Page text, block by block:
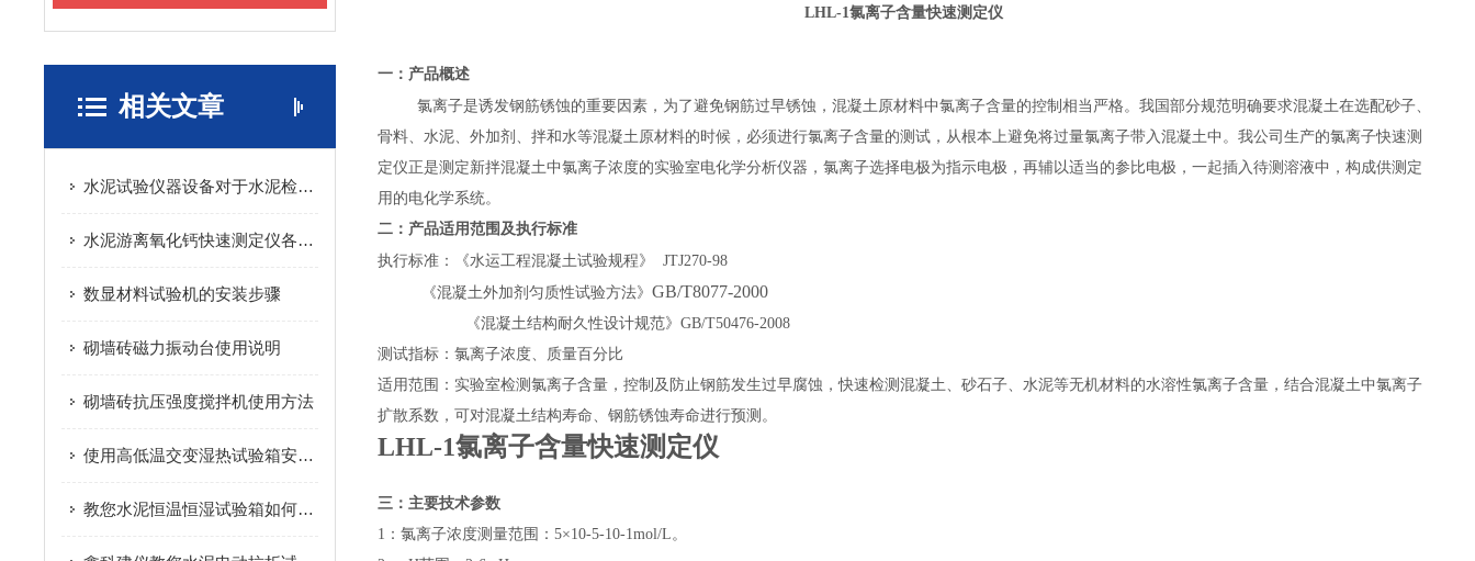
相关文章
水泥试验仪器设备对于水泥检验的重要性
水泥游离氧化钙快速测定仪各方面的介绍
数显材料试验机的安装步骤
砌墙砖磁力振动台使用说明
砌墙砖抗压强度搅拌机使用方法
使用高低温交变湿热试验箱安全注意事项
教您水泥恒温恒湿试验箱如何保养才能用的更持久
LHL-1氯离子含量快速测定仪
一：产品概述
氯离子是诱发钢筋锈蚀的重要因素，为了避免钢筋过早锈蚀，混凝土原材料中氯离子含量的控制相当严格。我国部分规范明确要求混凝土在选配砂子、
骨料、水泥、外加剂、拌和水等混凝土原材料的时候，必须进行氯离子含量的测试，从根本上避免将过量氯离子带入混凝土中。我公司生产的氯离子快速测
定仪正是测定新拌混凝土中氯离子浓度的实验室电化学分析仪器，氯离子选择电极为指示电极，再辅以适当的参比电极，一起插入待测溶液中，构成供测定
用的电化学系统。
二：产品适用范围及执行标准
执行标准：
《水运工程混凝土试验规程》
JTJ270-98
《混凝土外加剂匀质性试验方法》 GB/T8077-2000
《混凝土结构耐久性设计规范》 GB/T50476-2008
测试指标：氯离子浓度、质量百分比
适用范围：实验室检测氯离子含量，控制及防止钢筋发生过早腐蚀，快速检测混凝土、砂石子、水泥等无机材料的水溶性氯离子含量，结合混凝土中氯离子
扩散系数，可对混凝土结构寿命、钢筋锈蚀寿命进行预测。
LHL-1氯离子含量快速测定仪
三： 主要技术参数
1：氯离子浓度测量范围：5×10-5-10-1mol/L。